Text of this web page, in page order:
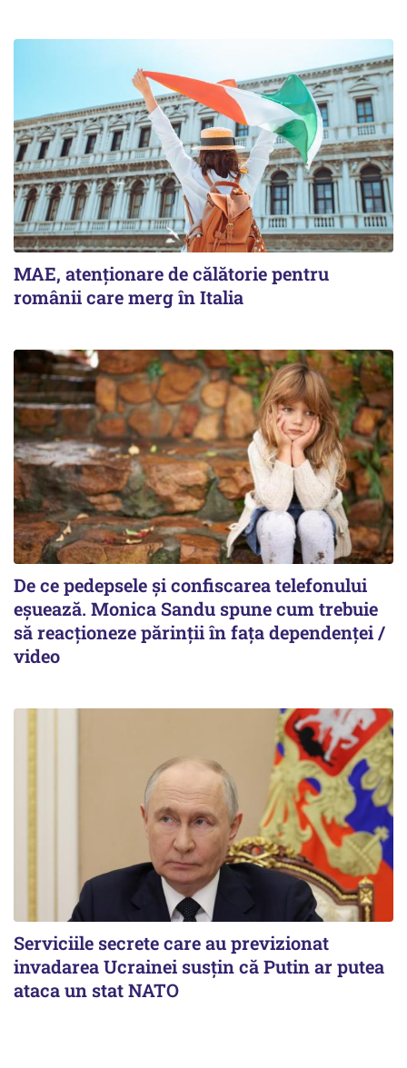
MAE, atenționare de călătorie pentru
românii care merg în Italia
De ce pedepsele și confiscarea telefonului
eșuează. Monica Sandu spune cum trebuie
să reacționeze părinții în fața dependenței /
video
Serviciile secrete care au previzionat
invadarea Ucrainei susțin că Putin ar putea
ataca un stat NATO